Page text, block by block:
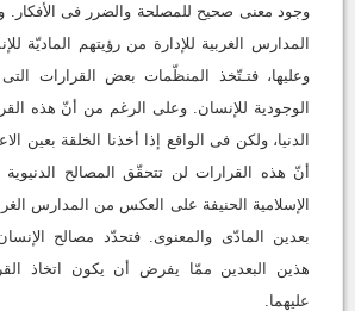
وجود معنى صحیح للمصلحة والضرر فی الأفکار.
المدارس الغربیة للإدارة من رؤیتهم المادیّة
وعلیها، فتـتّخذ المنظّمات بعض القرارات التی
الوجودیة للإنسان. وعلى الرغم من أنّ هذه
الدنیا، ولکن فی الواقع إذا أخذنا الخلقة بعین
أنّ هذه القرارات لن تتحقّق المصالح الدنیویة
الإسلامیة الحنیفة على العکس من المدارس
بعدین المادّی والمعنوی. فتحدّد مصالح
هذین البعدین ممّا یفرض أن یکون اتخاذ
علیهما.